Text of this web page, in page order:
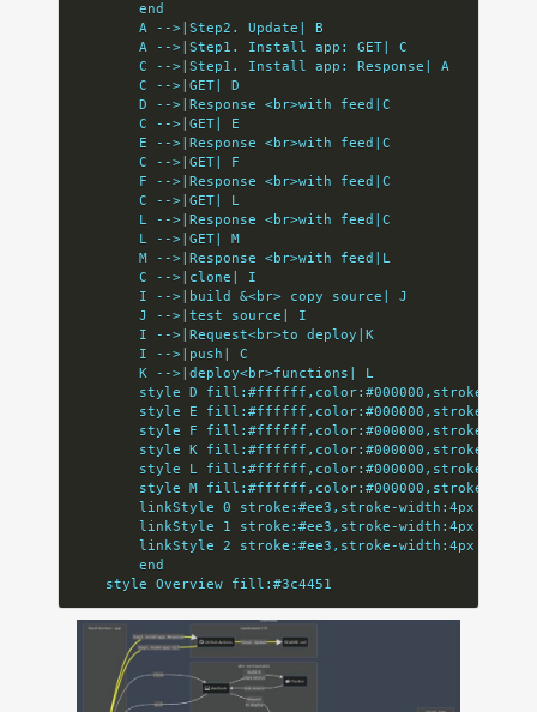
        end
        A -->|Step2. Update| B
        A -->|Step1. Install app: GET| C
        C -->|Step1. Install app: Response| A
        C -->|GET| D
        D -->|Response <br>with feed|C
        C -->|GET| E
        E -->|Response <br>with feed|C
        C -->|GET| F
        F -->|Response <br>with feed|C
        C -->|GET| L
        L -->|Response <br>with feed|C
        L -->|GET| M
        M -->|Response <br>with feed|L
        C -->|clone| I
        I -->|build &<br> copy source| J
        J -->|test source| I
        I -->|Request<br>to deploy|K
        I -->|push| C
        K -->|deploy<br>functions| L
style D
style E
style F
style K
style L
style M
        linkStyle 0 stroke:#ee3,stroke-width:4px
        linkStyle 1 stroke:#ee3,stroke-width:4px
        linkStyle 2 stroke:#ee3,stroke-width:4px
        end
    style Overview fill:#3c4451